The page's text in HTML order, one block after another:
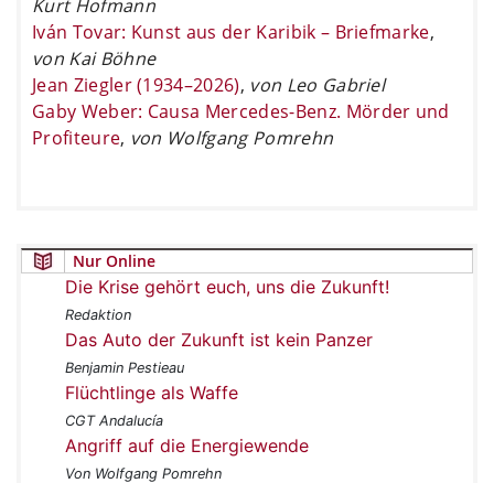
Kurt Hofmann
Iván Tovar: Kunst aus der Karibik – Briefmarke,
von Kai Böhne
Jean Ziegler (1934–2026), von Leo Gabriel
Gaby Weber: Causa Mercedes-Benz. Mörder und
Profiteure, von Wolfgang Pomrehn
Nur Online
Die Krise gehört euch, uns die Zukunft!
Redaktion
Das Auto der Zukunft ist kein Panzer
Benjamin Pestieau
Flüchtlinge als Waffe
CGT Andalucía
Angriff auf die Energiewende
Von Wolfgang Pomrehn